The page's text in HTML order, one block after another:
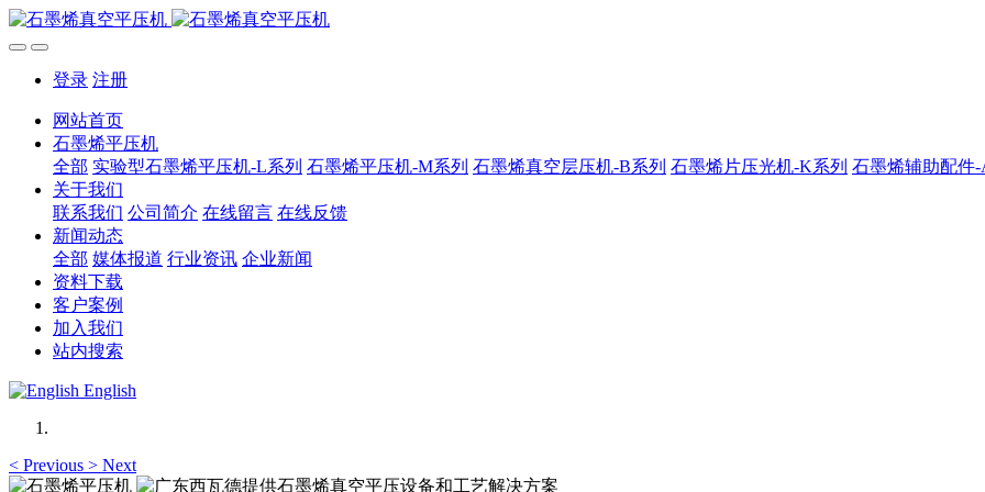
登录 注册
网站首页
石墨烯平压机
全部 实验型石墨烯平压机-L系列 石墨烯平压机-M系列 石墨烯真空层压机-B系列 石墨烯片压光机-K系列 石墨烯辅助配件
关于我们
联系我们 公司简介 在线留言 在线反馈
新闻动态
全部 媒体报道 行业资讯 企业新闻
资料下载
客户案例
加入我们
站内搜索
English
< Previous > Next